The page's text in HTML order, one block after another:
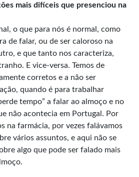
mais difíceis que presenciou na
o que para nós é normal, como
de falar, ou de ser caloroso na
e que tanto nos caracteriza,
E vice-versa. Temos de
corretos e a não ser
quando é para trabalhar
tempo” a falar ao almoço e no
não acontecia em Portugal. Por
na farmácia, por vezes falávamos
vários assuntos, e aqui não se
algo que pode ser falado mais